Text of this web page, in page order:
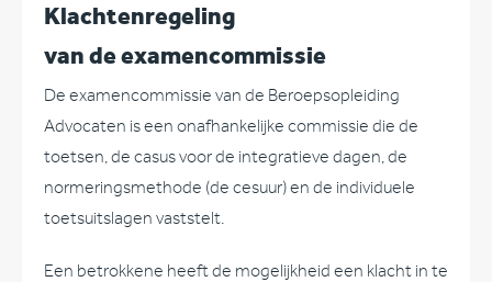
Klachtenregeling
van de examencommissie
De examencommissie van de Beroepsopleiding
Advocaten is een onafhankelijke commissie die de
toetsen, de casus voor de integratieve dagen, de
normeringsmethode (de cesuur) en de individuele
toetsuitslagen vaststelt.
Een betrokkene heeft de mogelijkheid een klacht in te